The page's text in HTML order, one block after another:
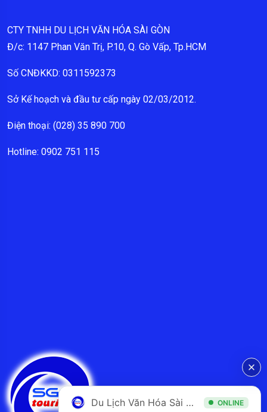
CTY TNHH DU LỊCH VĂN HÓA SÀI GÒN
Đ/c: 1147 Phan Văn Trị, P.10, Q. Gò Vấp, Tp.HCM
Số CNĐKKD: 0311592373
Sở Kế hoạch và đầu tư cấp ngày 02/03/2012.
Điện thoại: (028) 35 890 700
Hotline: 0902 751 115
Du Lịch Văn Hóa Sài Gòn ONLINE